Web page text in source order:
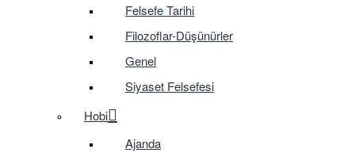
Felsefe Tarihi
Filozoflar-Düşünürler
Genel
Siyaset Felsefesi
Hobi
Ajanda